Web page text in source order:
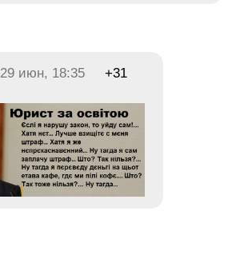
29 июн, 18:35 +31